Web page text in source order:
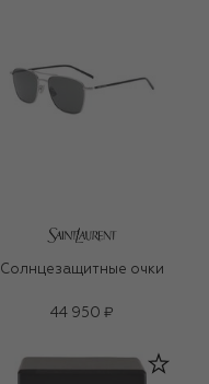
Солнцезащитные очки
44 950 ₽